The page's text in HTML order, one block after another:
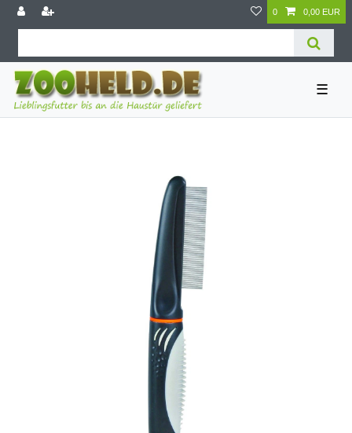
0 0,00 EUR
☰